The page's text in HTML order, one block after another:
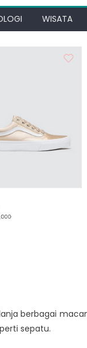
WISATA
berbagai
sepatu.